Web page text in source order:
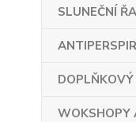
SLUNEČNÍ
WOKSHOPY